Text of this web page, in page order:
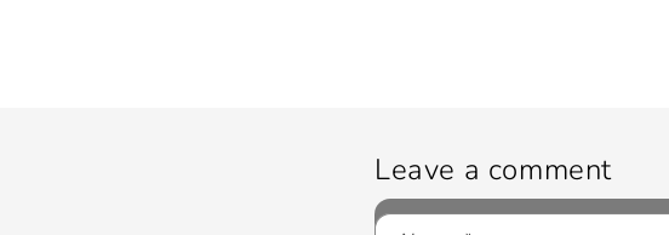
Leave a comment